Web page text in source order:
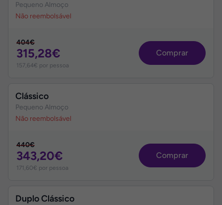
Pequeno Almoço
Não reembolsável
404€
315,28€
157,64€ por pessoa
Comprar
Clássico
Pequeno Almoço
Não reembolsável
440€
343,20€
171,60€ por pessoa
Comprar
Duplo Clássico